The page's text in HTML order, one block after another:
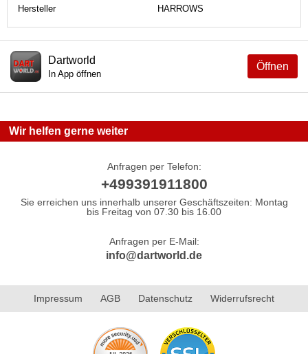
Hersteller
HARROWS
Öffnen
Dartworld
In App öffnen
Wir helfen gerne weiter
Anfragen per Telefon:
+499391911800
Sie erreichen uns innerhalb unserer Geschäftszeiten: Montag
bis Freitag von 07.30 bis 16.00
Anfragen per E-Mail:
info@dartworld.de
Impressum AGB Datenschutz Widerrufsrecht